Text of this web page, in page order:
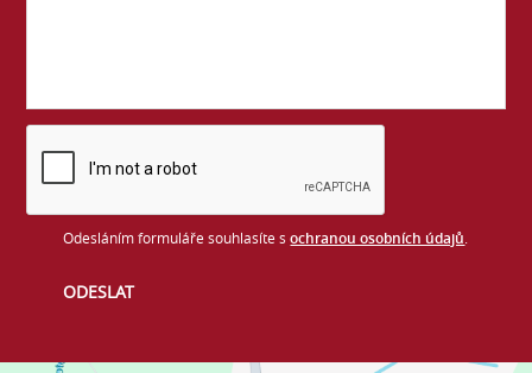
Odesláním formuláře souhlasíte sochranou osobních údajů